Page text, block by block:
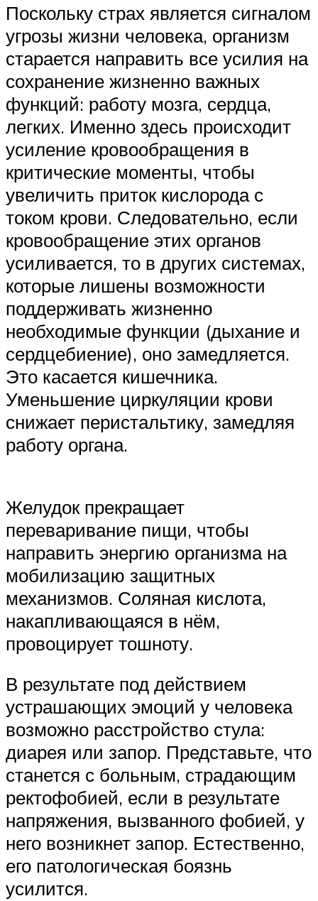
Поскольку страх является сигналом
угрозы жизни человека, организм
старается направить все усилия на
сохранение жизненно важных
функций: работу мозга, сердца,
легких. Именно здесь происходит
усиление кровообращения в
критические моменты, чтобы
увеличить приток кислорода с
током крови. Следовательно, если
кровообращение этих органов
усиливается, то в других системах,
которые лишены возможности
поддерживать жизненно
необходимые функции (дыхание и
сердцебиение), оно замедляется.
Это касается кишечника.
Уменьшение циркуляции крови
снижает перистальтику, замедляя
работу органа.
Желудок прекращает
переваривание пищи, чтобы
направить энергию организма на
мобилизацию защитных
механизмов. Соляная кислота,
накапливающаяся в нём,
провоцирует тошноту.
В результате под действием
устрашающих эмоций у человека
возможно расстройство стула:
диарея или запор. Представьте, что
станется с больным, страдающим
ректофобией, если в результате
напряжения, вызванного фобией, у
него возникнет запор. Естественно,
его патологическая боязнь
усилится.